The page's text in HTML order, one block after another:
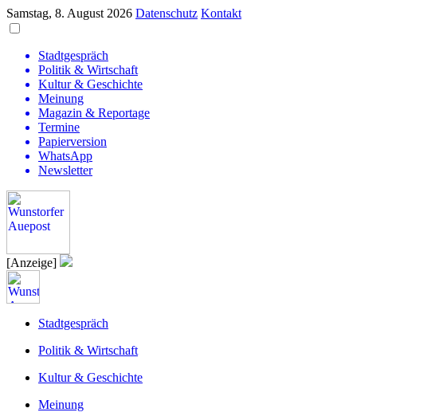
Samstag, 8. August 2026 Datenschutz Kontakt
Stadtgespräch
Politik & Wirtschaft
Kultur & Geschichte
Meinung
Magazin & Reportage
Termine
Papierversion
WhatsApp
Newsletter
[Anzeige]
Stadtgespräch
Politik & Wirtschaft
Kultur & Geschichte
Meinung